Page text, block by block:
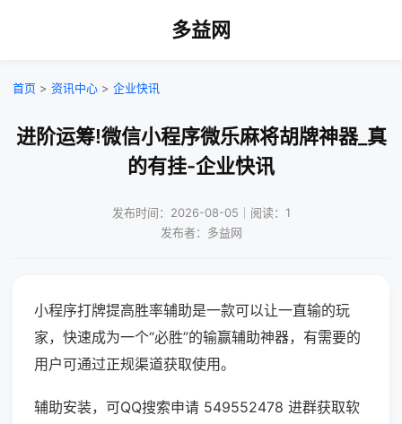
多益网
首页 > 资讯中心 > 企业快讯
进阶运筹!微信小程序微乐麻将胡牌神器_真
的有挂-企业快讯
发布时间：2026-08-05｜阅读：1
发布者：多益网
小程序打牌提高胜率辅助是一款可以让一直输的玩
家，快速成为一个“必胜”的输赢辅助神器，有需要的
用户可通过正规渠道获取使用。
辅助安装，可QQ搜索申请 549552478 进群获取软